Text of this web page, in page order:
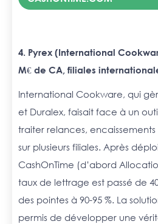
4. Pyrex (International
M€ de CA, filiales
International Cookware, qui
et Duralex, faisait face à un
traiter relances, encaissements
sur plusieurs filiales. Après
CashOnTime (d’abord
taux de lettrage est passé de
des pointes à 90-95 %. La
permis de développer une